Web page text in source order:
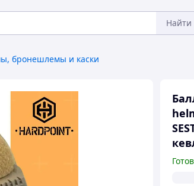
Найти
бронешлемы и каски